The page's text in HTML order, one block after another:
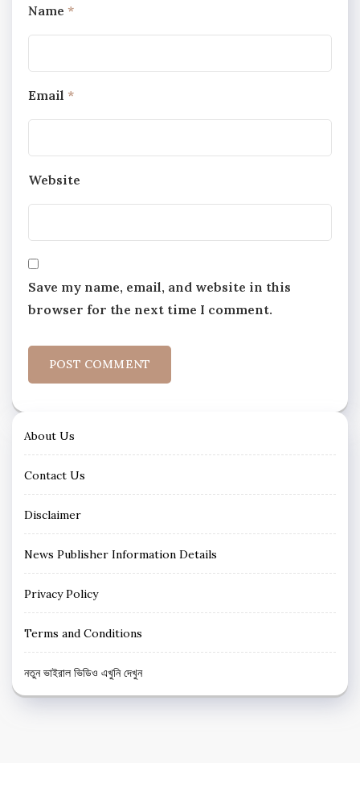
Name *
Email *
Website
Save my name, email, and website in this
browser for the next time I comment.
About Us
Contact Us
Disclaimer
News Publisher Information Details
Privacy Policy
Terms and Conditions
নতুন ভাইরাল ভিডিও এখুনি দেখুন